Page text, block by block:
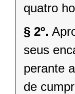
quatro
§ 2º.
seus
perante
de